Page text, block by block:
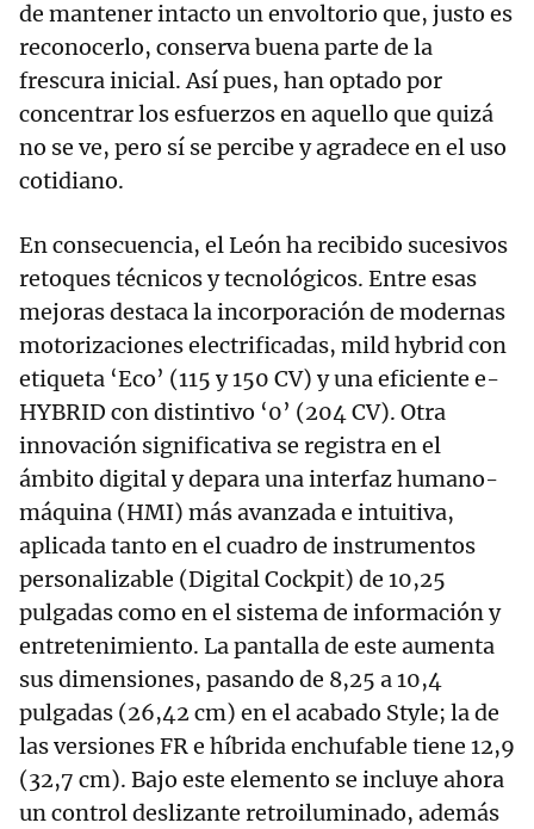
de mantener intacto un envoltorio que, justo es
reconocerlo, conserva buena parte de la
frescura inicial. Así pues, han optado por
concentrar los esfuerzos en aquello que quizá
no se ve, pero sí se percibe y agradece en el uso
cotidiano.
En consecuencia, el León ha recibido sucesivos
retoques técnicos y tecnológicos. Entre esas
mejoras destaca la incorporación de modernas
motorizaciones electrificadas, mild hybrid con
etiqueta ‘Eco’ (115 y 150 CV) y una eficiente e-
HYBRID con distintivo ‘0’ (204 CV). Otra
innovación significativa se registra en el
ámbito digital y depara una interfaz humano-
máquina (HMI) más avanzada e intuitiva,
aplicada tanto en el cuadro de instrumentos
personalizable (Digital Cockpit) de 10,25
pulgadas como en el sistema de información y
entretenimiento. La pantalla de este aumenta
sus dimensiones, pasando de 8,25 a 10,4
pulgadas (26,42 cm) en el acabado Style; la de
las versiones FR e híbrida enchufable tiene 12,9
(32,7 cm). Bajo este elemento se incluye ahora
un control deslizante retroiluminado, además